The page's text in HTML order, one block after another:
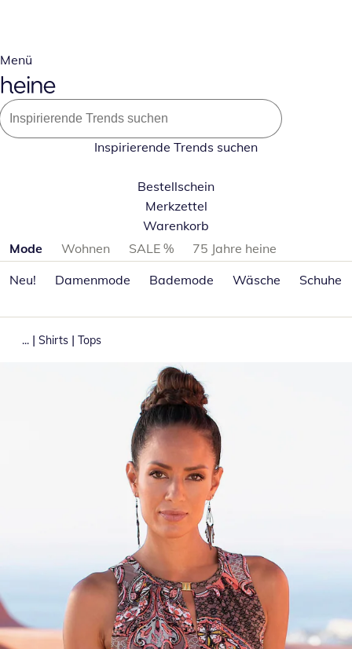
Menü
Inspirierende Trends suchen
Bestellschein
Merkzettel
Warenkorb
Produktkategorien überspringen
Mode Wohnen SALE %
75 Jahre heine
Neu!
Damenmode Bademode Wäsche Schuhe
... | Shirts | Tops